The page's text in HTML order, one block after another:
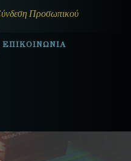
Προσωπικού
ΕΠΙΚΟΙΝΩΝΙΑ